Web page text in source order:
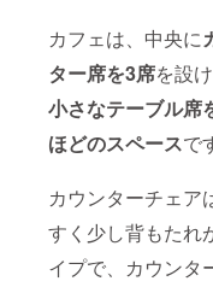
カフェは、中央に
ター席を3席を設
小さなテーブル席
ほどのスペースで
カウンターチェア
すく少し背もたれ
イプで、カウンタ